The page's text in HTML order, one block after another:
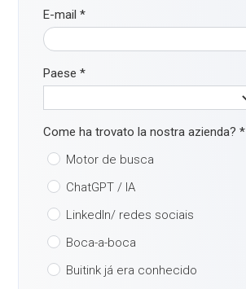
E-mail*
Paese*
Come ha trovato la nostra azienda?*
Motor de busca
ChatGPT / IA
LinkedIn/ redes sociais
Boca-a-boca
Buitink já era conhecido